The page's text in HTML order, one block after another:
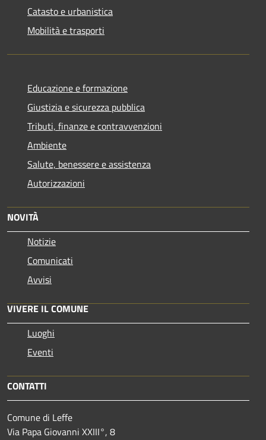
Catasto e urbanistica
Mobilità e trasporti
Educazione e formazione
Giustizia e sicurezza pubblica
Tributi, finanze e contravvenzioni
Ambiente
Salute, benessere e assistenza
Autorizzazioni
NOVITÀ
Notizie
Comunicati
Avvisi
VIVERE IL COMUNE
Luoghi
Eventi
CONTATTI
Comune di Leffe
Via Papa Giovanni XXIII°, 8